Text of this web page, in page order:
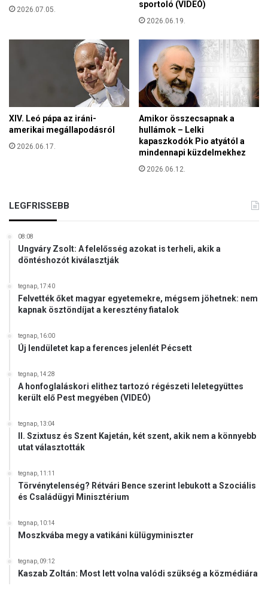
2026.07.05.
sportoló (VIDEÓ)
2026.06.19.
XIV. Leó pápa az iráni-
amerikai megállapodásról
2026.06.17.
Amikor összecsapnak a
hullámok – Lelki
kapaszkodók Pio atyától a
mindennapi küzdelmekhez
2026.06.12.
LEGFRISSEBB
08:08
Ungváry Zsolt: A felelősség azokat is terheli, akik a
döntéshozót kiválasztják
tegnap, 17:40
Felvették őket magyar egyetemekre, mégsem jöhetnek: nem
kapnak ösztöndíjat a keresztény fiatalok
tegnap, 16:00
Új lendületet kap a ferences jelenlét Pécsett
tegnap, 14:28
A honfoglaláskori elithez tartozó régészeti leletegyüttes
került elő Pest megyében (VIDEÓ)
tegnap, 13:04
II. Szixtusz és Szent Kajetán, két szent, akik nem a könnyebb
utat választották
tegnap, 11:11
Törvénytelenség? Rétvári Bence szerint lebukott a Szociális
és Családügyi Minisztérium
tegnap, 10:14
Moszkvába megy a vatikáni külügyminiszter
tegnap, 09:12
Kaszab Zoltán: Most lett volna valódi szükség a közmédiára